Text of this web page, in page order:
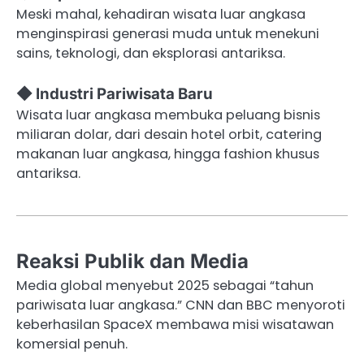
Meski mahal, kehadiran wisata luar angkasa
menginspirasi generasi muda untuk menekuni
sains, teknologi, dan eksplorasi antariksa.
◆ Industri Pariwisata Baru
Wisata luar angkasa membuka peluang bisnis
miliaran dolar, dari desain hotel orbit, catering
makanan luar angkasa, hingga fashion khusus
antariksa.
Reaksi Publik dan Media
Media global menyebut 2025 sebagai “tahun
pariwisata luar angkasa.” CNN dan BBC menyoroti
keberhasilan SpaceX membawa misi wisatawan
komersial penuh.